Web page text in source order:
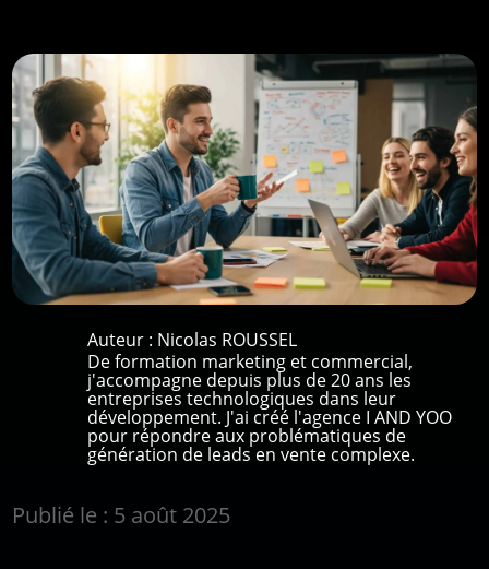
Auteur : Nicolas ROUSSEL
De formation marketing et commercial,
j'accompagne depuis plus de 20 ans les
entreprises technologiques dans leur
développement. J'ai créé l'agence I AND YOO
pour répondre aux problématiques de
génération de leads en vente complexe.
Publié le : 5 août 2025